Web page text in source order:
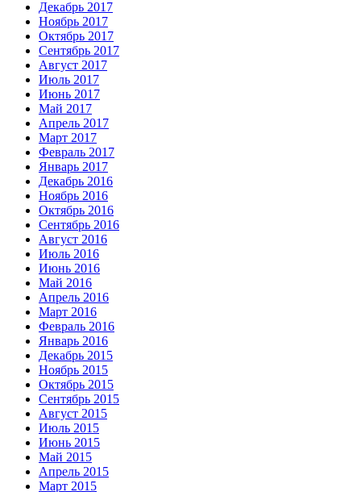
Декабрь 2017
Ноябрь 2017
Октябрь 2017
Сентябрь 2017
Август 2017
Июль 2017
Июнь 2017
Май 2017
Апрель 2017
Март 2017
Февраль 2017
Январь 2017
Декабрь 2016
Ноябрь 2016
Октябрь 2016
Сентябрь 2016
Август 2016
Июль 2016
Июнь 2016
Май 2016
Апрель 2016
Март 2016
Февраль 2016
Январь 2016
Декабрь 2015
Ноябрь 2015
Октябрь 2015
Сентябрь 2015
Август 2015
Июль 2015
Июнь 2015
Май 2015
Апрель 2015
Март 2015